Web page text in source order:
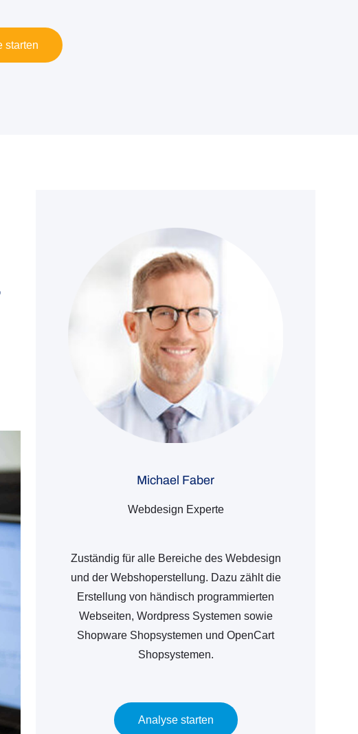
starten
Michael Faber
Webdesign Experte
Zuständig für alle Bereiche des Webdesign
und der Webshoperstellung. Dazu zählt die
Erstellung von händisch programmierten
Webseiten, Wordpress Systemen sowie
Shopware Shopsystemen und OpenCart
Shopsystemen.
Analyse starten